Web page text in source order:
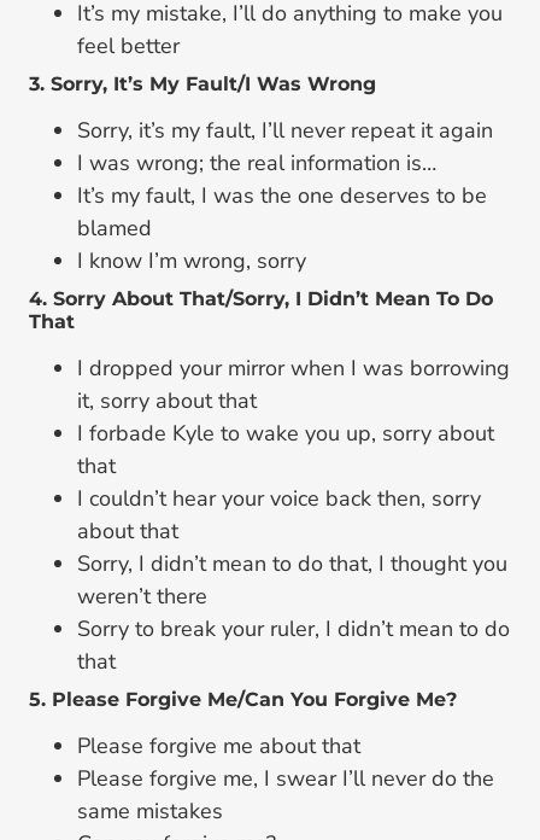
It’s my mistake, I’ll do anything to make you
feel better
3. Sorry, It’s My Fault/I Was Wrong
Sorry, it’s my fault, I’ll never repeat it again
I was wrong; the real information is…
It’s my fault, I was the one deserves to be
blamed
I know I’m wrong, sorry
4. Sorry About That/Sorry, I Didn’t Mean To Do
That
I dropped your mirror when I was borrowing
it, sorry about that
I forbade Kyle to wake you up, sorry about
that
I couldn’t hear your voice back then, sorry
about that
Sorry, I didn’t mean to do that, I thought you
weren’t there
Sorry to break your ruler, I didn’t mean to do
that
5. Please Forgive Me/Can You Forgive Me?
Please forgive me about that
Please forgive me, I swear I’ll never do the
same mistakes